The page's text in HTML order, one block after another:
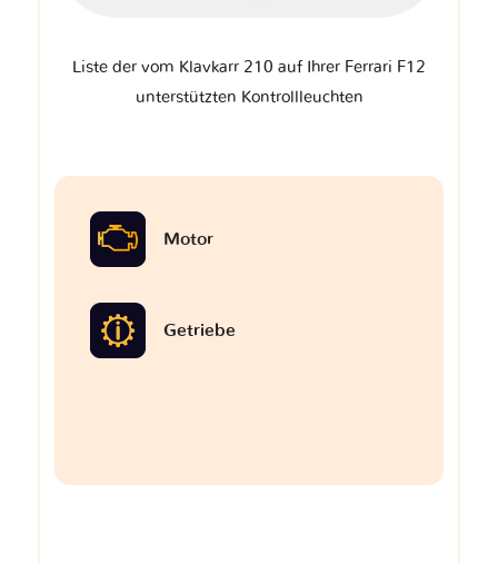
Liste der vom Klavkarr 210 auf Ihrer Ferrari F12
unterstützten Kontrollleuchten
Motor
Getriebe